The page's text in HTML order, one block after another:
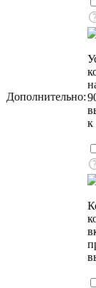
Дополнительно:
к